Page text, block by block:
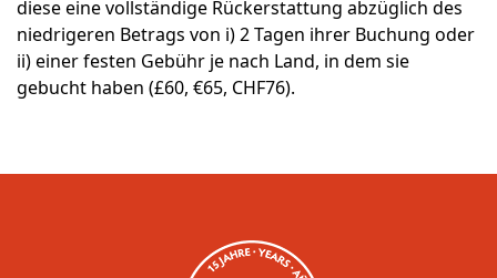
diese eine vollständige Rückerstattung abzüglich des
niedrigeren Betrags von i) 2 Tagen ihrer Buchung oder
ii) einer festen Gebühr je nach Land, in dem sie
gebucht haben (£60, €65, CHF76).